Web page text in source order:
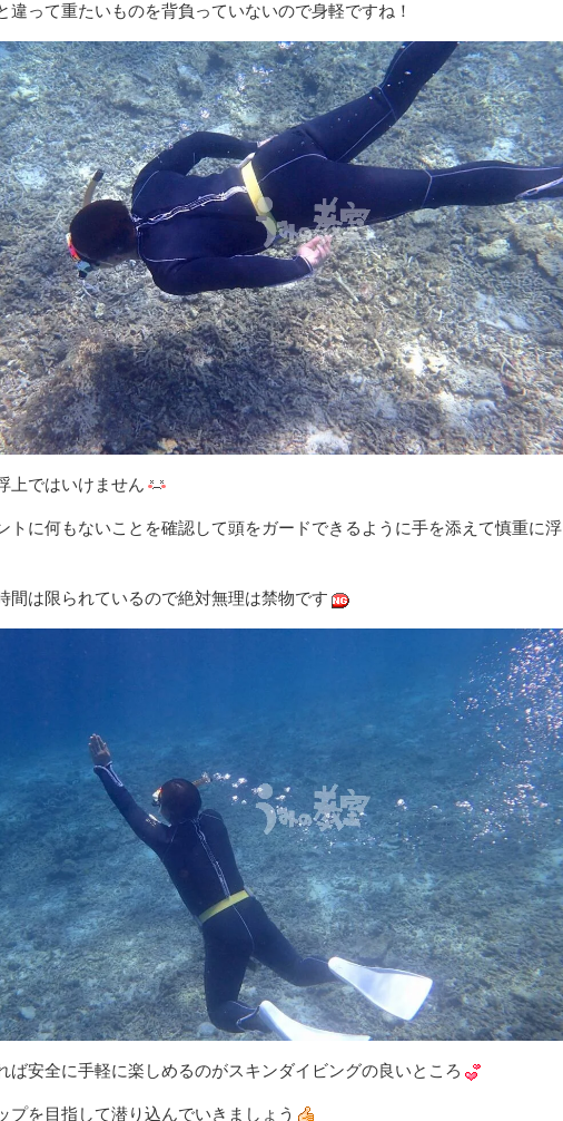
違って重たいものを背負っていないので身軽ですね！
上ではいけません
トに何もないことを確認して頭をガードできるように手を添えて慎重に浮
間は限られているので絶対無理は禁物です
ば安全に手軽に楽しめるのがスキンダイビングの良いところ
プを目指して潜り込んでいきましょう